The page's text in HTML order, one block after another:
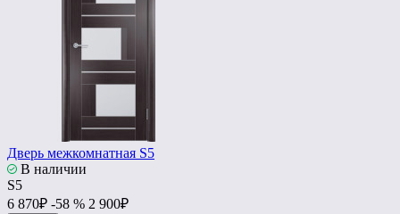
Дверь межкомнатная S5
В наличии
S5
6 870₽ -58 % 2 900₽